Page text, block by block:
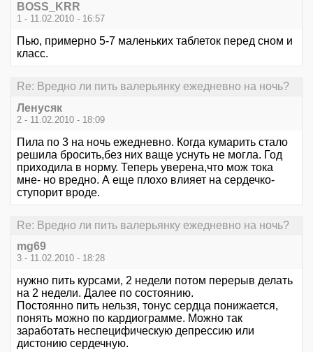
BOSS_KRR
1 - 11.02.2010 - 16:57
Пью, примерно 5-7 маленьких таблеток перед сном и
класс.
Re: Вредно ли пить валерьянку ежедневно на ночь?
Ленусяк
2 - 11.02.2010 - 18:09
Пила по 3 на ночь ежедневно. Когда кумарить стало
решила бросить,без них ваще уснуть не могла. Год
приходила в норму. Теперь уверена,что мож тока
мне- но вредно. А еще плохо влияет на сердечко-
ступорит вроде.
Re: Вредно ли пить валерьянку ежедневно на ночь?
mg69
3 - 11.02.2010 - 18:28
нужно пить курсами, 2 недели потом перерыв делать
на 2 недели. Далее по состоянию.
Постоянно пить нельзя, тонус сердца понижается,
понять можно по кардиограмме. Можно так
заработать неспецифическую депрессию или
дистонию сердечную.